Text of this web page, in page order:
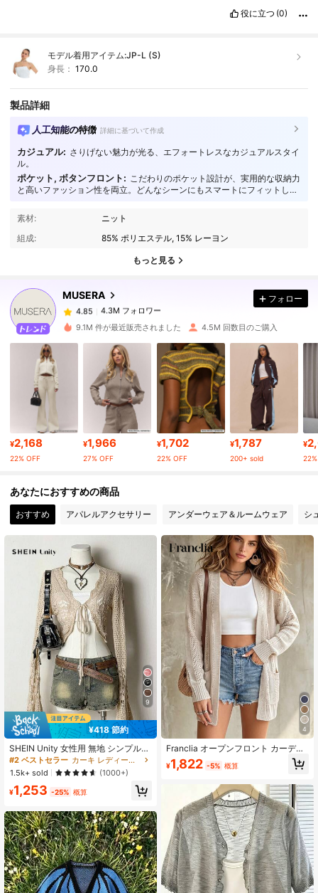
役に立つ (0)
モデル着用アイテム:JP-L (S)
身長： 170.0
製品詳細
人工知能の特徴 詳細に基づいて作成
カジュアル: さりげない魅力が光る、エフォートレスなカジュアルスタイ
ル。
ポケット, ボタンフロント: こだわりのポケット設計が、実用的な収納力
と高いファッション性を両立。どんなシーンにもスマートにフィットしま
素材:
ニット
組成:
85% ポリエステル, 15% レーヨン
もっと見る
MUSERA
4.3M フォロワー
4.85
4.3M フォロワー
h***1 は22時間前 に購入しました
4.85 4.3M フォロワー
4.85 4.3M フォロワー
4.85 4.3M フォロワー
4.85 4.3M フォロワー
4.85 4.3M フォロワー
4.85 4.3M フォロワー
4.85 4.3M フォロワー
フォロー
9.1M 件が最近販売されました 4.5M 回数目のご購入
¥2,168
22% OFF
¥1,966
27% OFF
¥1,702
22% OFF
¥1,787
200+ sold
¥
あなたにおすすめの商品
おすすめ アパレルアクセサリー アンダーウェア＆ルームウェア シ
9
¥418 節約
SHEIN Unity 女性用 無地 シンプル
デイリー 長袖 中空 カーディガン
#2 ベストセラー
カーキ レディース軽量カーディガン
1.5k+ sold
(1000+)
¥1,253 -25% 概算
4
Franclia オープンフロント カーディ
ガン ソリッドカラー 肩落ち ダブル
ポケット
¥1,822 -5% 概算